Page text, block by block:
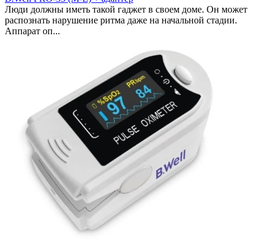
Люди должны иметь такой гаджет в своем доме. Он может
распознать нарушение ритма даже на начальной стадии.
Аппарат оп...